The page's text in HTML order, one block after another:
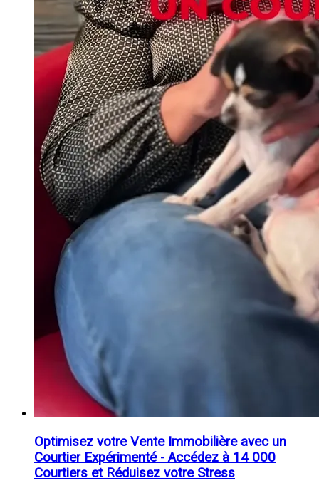
Optimisez votre Vente Immobilière avec un
Courtier Expérimenté - Accédez à 14 000
Courtiers et Réduisez votre Stress